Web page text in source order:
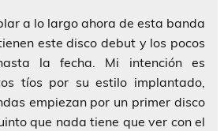
a lo largo ahora de esta banda
este disco debut y los pocos
la fecha. Mi intención es
tíos por su estilo implantado,
empiezan por un primer disco
que nada tiene que ver con el